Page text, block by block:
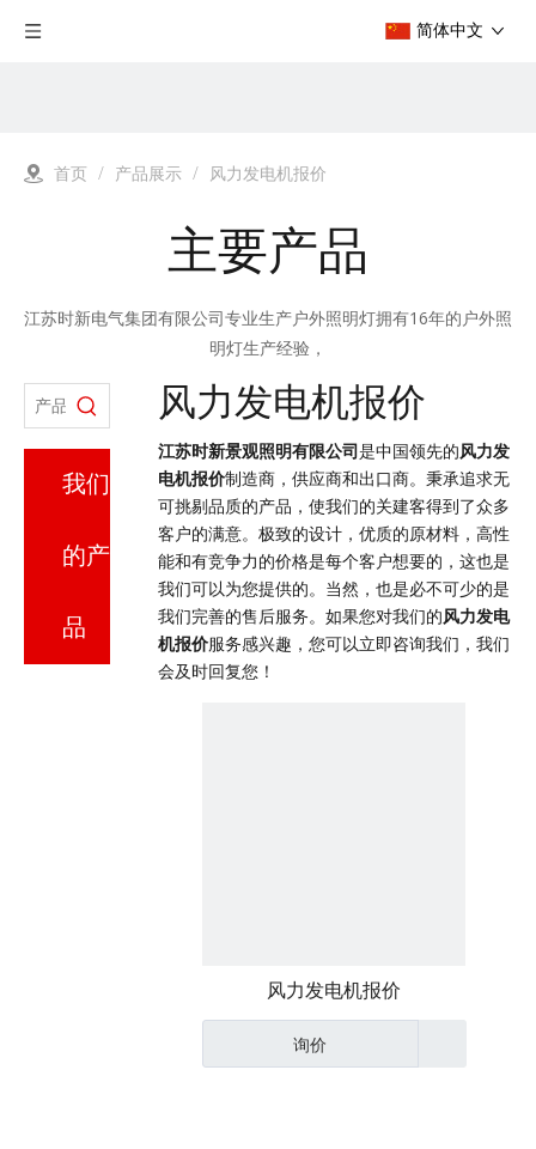
简体中文
首页 / 产品展示 / 风力发电机报价
主要产品
江苏时新电气集团有限公司专业生产户外照明灯拥有16年的户外照
明灯生产经验，
工厂类型齐全
我们
的产
品
风力发电机报价
江苏时新景观照明有限公司是中国领先的风力发
电机报价制造商，供应商和出口商。秉承追求无
可挑剔品质的产品，使我们的关建客得到了众多
客户的满意。极致的设计，优质的原材料，高性
能和有竞争力的价格是每个客户想要的，这也是
我们可以为您提供的。当然，也是必不可少的是
我们完善的售后服务。如果您对我们的风力发电
机报价服务感兴趣，您可以立即咨询我们，我们
会及时回复您！
风力发电机报价
询价